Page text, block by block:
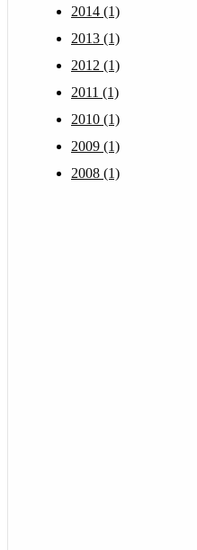
2014 (1)
2013 (1)
2012 (1)
2011 (1)
2010 (1)
2009 (1)
2008 (1)